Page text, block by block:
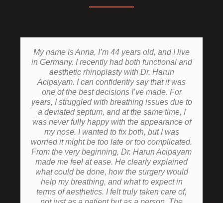
My name is Anna, I’m 44 years old, and I live
in Germany. I recently had both functional and
aesthetic rhinoplasty with Dr. Harun
Acipayam. I can confidently say that it was
one of the best decisions I’ve made. For
years, I struggled with breathing issues due to
a deviated septum, and at the same time, I
was never fully happy with the appearance of
my nose. I wanted to fix both, but I was
worried it might be too late or too complicated.
From the very beginning, Dr. Harun Acipayam
made me feel at ease. He clearly explained
what could be done, how the surgery would
help my breathing, and what to expect in
terms of aesthetics. I felt truly taken care of,